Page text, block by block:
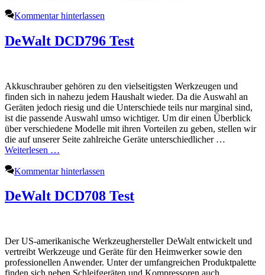
Kommentar hinterlassen
DeWalt DCD796 Test
Akkuschrauber gehören zu den vielseitigsten Werkzeugen und
finden sich in nahezu jedem Haushalt wieder. Da die Auswahl an
Geräten jedoch riesig und die Unterschiede teils nur marginal sind,
ist die passende Auswahl umso wichtiger. Um dir einen Überblick
über verschiedene Modelle mit ihren Vorteilen zu geben, stellen wir
die auf unserer Seite zahlreiche Geräte unterschiedlicher …
Weiterlesen …
Kommentar hinterlassen
DeWalt DCD708 Test
Der US-amerikanische Werkzeughersteller DeWalt entwickelt und
vertreibt Werkzeuge und Geräte für den Heimwerker sowie den
professionellen Anwender. Unter der umfangreichen Produktpalette